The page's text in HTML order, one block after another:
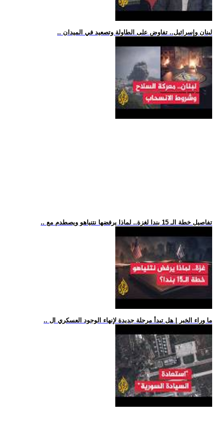
.. لبنان وإسرائيل.. تفاوض على الطاولة وتصعيد في الميدان
.. تفاصيل خطة الـ 15 بندا لغزة.. لماذا يرفضها نتنياهو ويصطدم مع
.. ما وراء الخبر | هل تبدأ مرحلة جديدة لإنهاء الوجود العسكري ال